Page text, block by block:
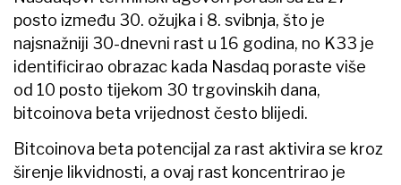
posto između 30. ožujka i 8. svibnja, što je
najsnažniji 30-dnevni rast u 16 godina, no K33 je
identificirao obrazac kada Nasdaq poraste više
od 10 posto tijekom 30 trgovinskih dana,
bitcoinova beta vrijednost često blijedi.
Bitcoinova beta potencijal za rast aktivira se kroz
širenje likvidnosti, a ovaj rast koncentrirao je